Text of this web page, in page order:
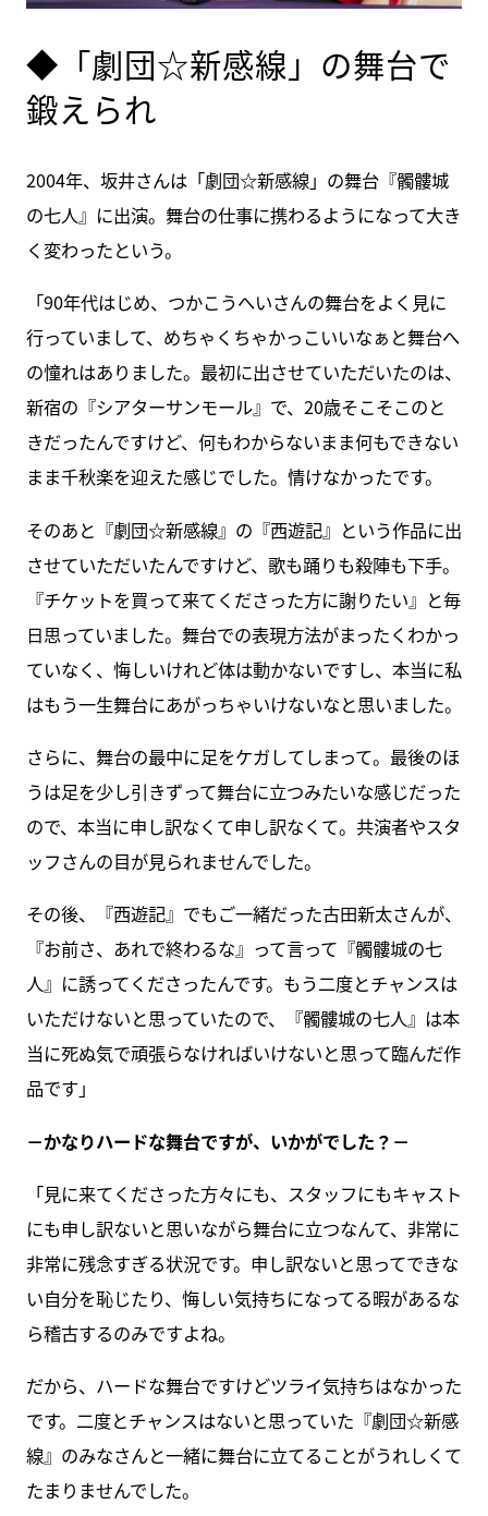
◆「劇団☆新感線」の舞台で
鍛えられ
2004年、坂井さんは「劇団☆新感線」の舞台『髑髏城
の七人』に出演。舞台の仕事に携わるようになって大き
く変わったという。
「90年代はじめ、つかこうへいさんの舞台をよく見に
行っていまして、めちゃくちゃかっこいいなぁと舞台へ
の憧れはありました。最初に出させていただいたのは、
新宿の『シアターサンモール』で、20歳そこそこのと
きだったんですけど、何もわからないまま何もできない
まま千秋楽を迎えた感じでした。情けなかったです。
そのあと『劇団☆新感線』の『西遊記』という作品に出
させていただいたんですけど、歌も踊りも殺陣も下手。
『チケットを買って来てくださった方に謝りたい』と毎
日思っていました。舞台での表現方法がまったくわかっ
ていなく、悔しいけれど体は動かないですし、本当に私
はもう一生舞台にあがっちゃいけないなと思いました。
さらに、舞台の最中に足をケガしてしまって。最後のほ
うは足を少し引きずって舞台に立つみたいな感じだった
ので、本当に申し訳なくて申し訳なくて。共演者やスタ
ッフさんの目が見られませんでした。
その後、『西遊記』でもご一緒だった古田新太さんが、
『お前さ、あれで終わるな』って言って『髑髏城の七
人』に誘ってくださったんです。もう二度とチャンスは
いただけないと思っていたので、『髑髏城の七人』は本
当に死ぬ気で頑張らなければいけないと思って臨んだ作
品です」
－かなりハードな舞台ですが、いかがでした？－
「見に来てくださった方々にも、スタッフにもキャスト
にも申し訳ないと思いながら舞台に立つなんて、非常に
非常に残念すぎる状況です。申し訳ないと思ってできな
い自分を恥じたり、悔しい気持ちになってる暇があるな
ら稽古するのみですよね。
だから、ハードな舞台ですけどツライ気持ちはなかった
です。二度とチャンスはないと思っていた『劇団☆新感
線』のみなさんと一緒に舞台に立てることがうれしくて
たまりませんでした。